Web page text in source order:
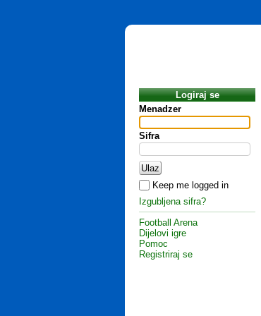
Logiraj se
Menadzer
Sifra
Keep me logged in
Izgubljena sifra?
Football Arena
Dijelovi igre
Pomoc
Registriraj se